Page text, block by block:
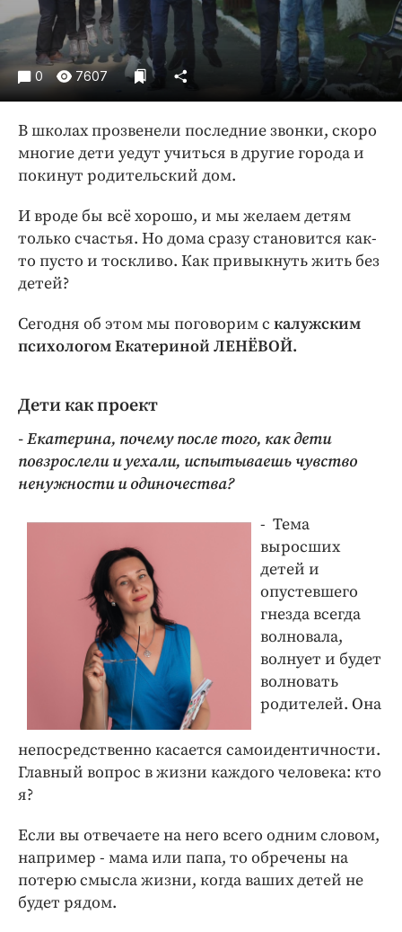
ПРОЕКТЫ
Блоги
Издания
Медиаперсона
Интересное чтиво
Клиника года
Бренд года
Работодатель года
0 7607
В школах прозвенели последние звонки, скоро
многие дети уедут учиться в другие города и
покинут родительский дом.
И вроде бы всё хорошо, и мы желаем детям
только счастья. Но дома сразу становится как-
то пусто и тоскливо. Как привыкнуть жить без
детей?
Сегодня об этом мы поговорим с калужским
психологом Екатериной ЛЕНЁВОЙ.
Дети как проект
- Екатерина, почему после того, как дети
повзрослели и уехали, испытываешь чувство
ненужности и одиночества?
- Тема
выросших
детей и
опустевшего
гнезда всегда
волновала,
волнует и будет
волновать
родителей. Она
непосредственно касается самоидентичности.
Главный вопрос в жизни каждого человека: кто
я?
Если вы отвечаете на него всего одним словом,
например - мама или папа, то обречены на
потерю смысла жизни, когда ваших детей не
будет рядом.